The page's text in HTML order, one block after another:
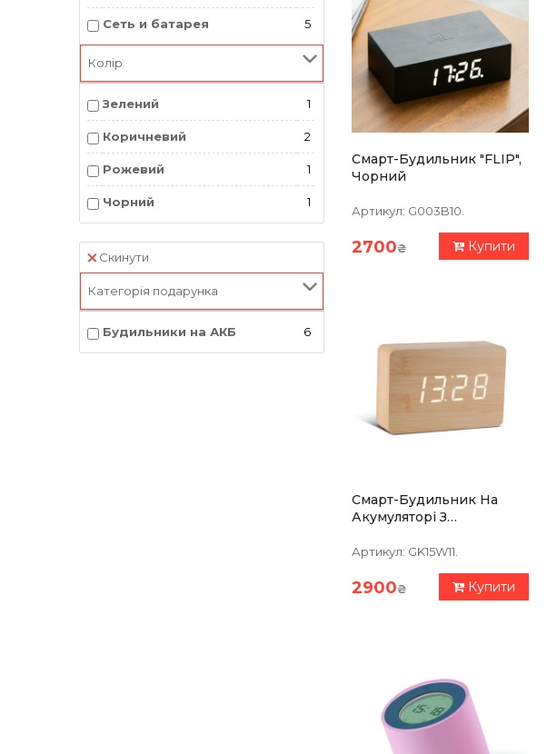
Сеть и батарея 5
Колір
Зелений 1
Коричневий 2
Рожевий 1
Чорний 1
Скинути
Категорія подарунка
Будильники на АКБ 6
Смарт-Будильник "FLIP",
Чорний
Артикул: G003B10.
2700₴ Купити
Смарт-Будильник На
Акумуляторі З
BRICK, Дерево Береза
Артикул: GK15W11.
2900₴ Купити